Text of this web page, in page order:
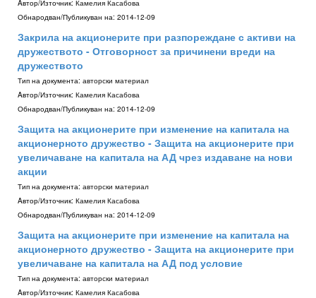
Aвтор/Източник: Камелия Касабова
Обнародван/Публикуван на: 2014-12-09
Закрила на акционерите при разпореждане с активи на
дружеството - Отговорност за причинени вреди на
дружеството
Тип на документа: авторски материал
Aвтор/Източник: Камелия Касабова
Обнародван/Публикуван на: 2014-12-09
Защита на акционерите при изменение на капитала на
акционерното дружество - Защита на акционерите при
увеличаване на капитала на АД чрез издаване на нови
акции
Тип на документа: авторски материал
Aвтор/Източник: Камелия Касабова
Обнародван/Публикуван на: 2014-12-09
Защита на акционерите при изменение на капитала на
акционерното дружество - Защита на акционерите при
увеличаване на капитала на АД под условие
Тип на документа: авторски материал
Aвтор/Източник: Камелия Касабова